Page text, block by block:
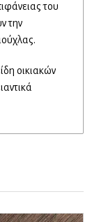
του
την
οικιακών